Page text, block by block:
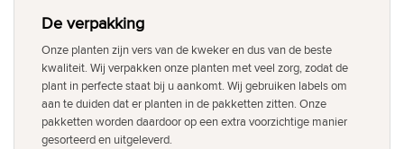
De verpakking
Onze planten zijn vers van de kweker en dus van de beste
kwaliteit. Wij verpakken onze planten met veel zorg, zodat de
plant in perfecte staat bij u aankomt. Wij gebruiken labels om
aan te duiden dat er planten in de pakketten zitten. Onze
pakketten worden daardoor op een extra voorzichtige manier
gesorteerd en uitgeleverd.